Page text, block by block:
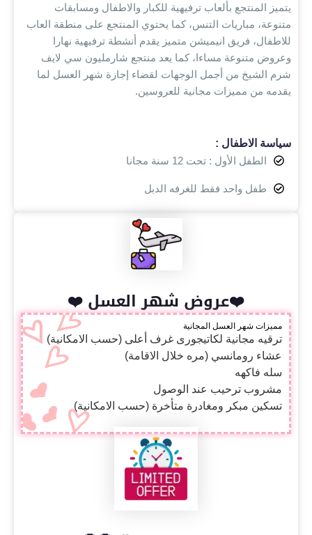
يتميز المنتجع بألعاب ترفيهية للكبار والاطفال ومسابقات
متنوعة، مباريات التنس، كما يحتوي المنتجع على منطقة العاب
للاطفال، فريق انيميشن متميز يقدم أنشطة ترفيهية نهارا
وعروض متنوعة مساءا، كما يعد منتجع شارمليون سي لايف
شرم الشيخ من أجمل الوجهات لقضاء إجازة شهر العسل لما
يقدمه من مميزات مجانية للعروسين.
سياسة الاطفال :
الطفل الأول : تحت 12 سنة مجانا
طفل واحد فقط للغرفه الدبل
❤️عروض شهر العسل ❤️
مميزات شهر العسل المجانية
ترقيه مجانية لكاتيجورى غرف أعلى (حسب الامكانية)
عشاء رومانسي (مره خلال الاقامة)
سله فاكهه
مشروب ترحيب عند الوصول
تسكين مبكر ومغادرة متأخرة (حسب الامكانية)